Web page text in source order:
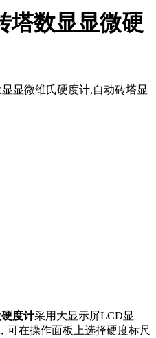
塔数显显微硬
显微维氏硬度计,自动砖塔显
度计采用大显示屏LCD显
可在操作面板上选择硬度标尺